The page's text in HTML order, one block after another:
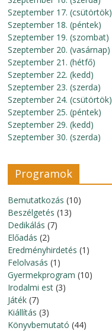
Szeptember 17. (csütörtök)
Szeptember 18. (péntek)
Szeptember 19. (szombat)
Szeptember 20. (vasárnap)
Szeptember 21. (hétfő)
Szeptember 22. (kedd)
Szeptember 23. (szerda)
Szeptember 24. (csütörtök)
Szeptember 25. (péntek)
Szeptember 29. (kedd)
Szeptember 30. (szerda)
Programok
Bemutatkozás (10)
Beszélgetés (13)
Dedikálás (7)
Előadás (2)
Eredményhirdetés (1)
Felolvasás (1)
Gyermekprogram (10)
Irodalmi est (3)
Játék (7)
Kiállítás (3)
Könyvbemutató (44)